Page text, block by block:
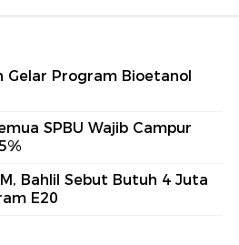
Gelar Program Bioetanol
SPBU Wajib Campur
Bahlil Sebut Butuh 4 Juta
E20